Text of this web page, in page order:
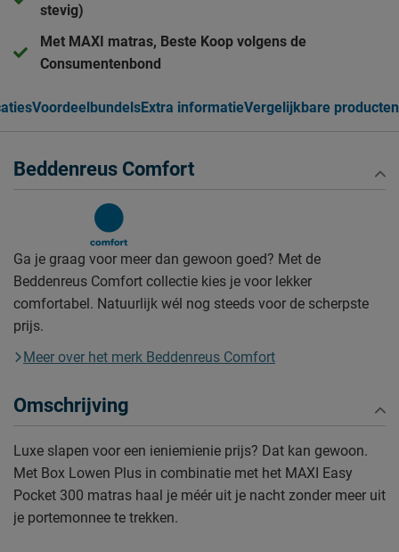
stevig)
Met MAXI matras, Beste Koop volgens de
Consumentenbond
VoordeelbundelsExtra informatieVergelijkbare producten
Beddenreus Comfort
Ga je graag voor meer dan gewoon goed? Met de
Beddenreus Comfort collectie kies je voor lekker
comfortabel. Natuurlijk wél nog steeds voor de scherpste
prijs.
Meer over het merk Beddenreus Comfort
Omschrijving
Luxe slapen voor een ieniemienie prijs? Dat kan gewoon.
Met Box Lowen Plus in combinatie met het MAXI Easy
Pocket 300 matras haal je méér uit je nacht zonder meer uit
je portemonnee te trekken.